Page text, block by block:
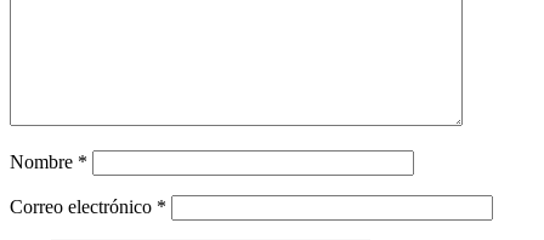
Nombre *
Correo electrónico *